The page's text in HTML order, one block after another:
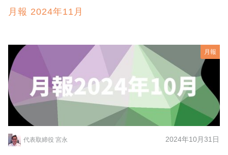
月報 2024年11月
月報
代表取締役 宮永 2024年10月31日